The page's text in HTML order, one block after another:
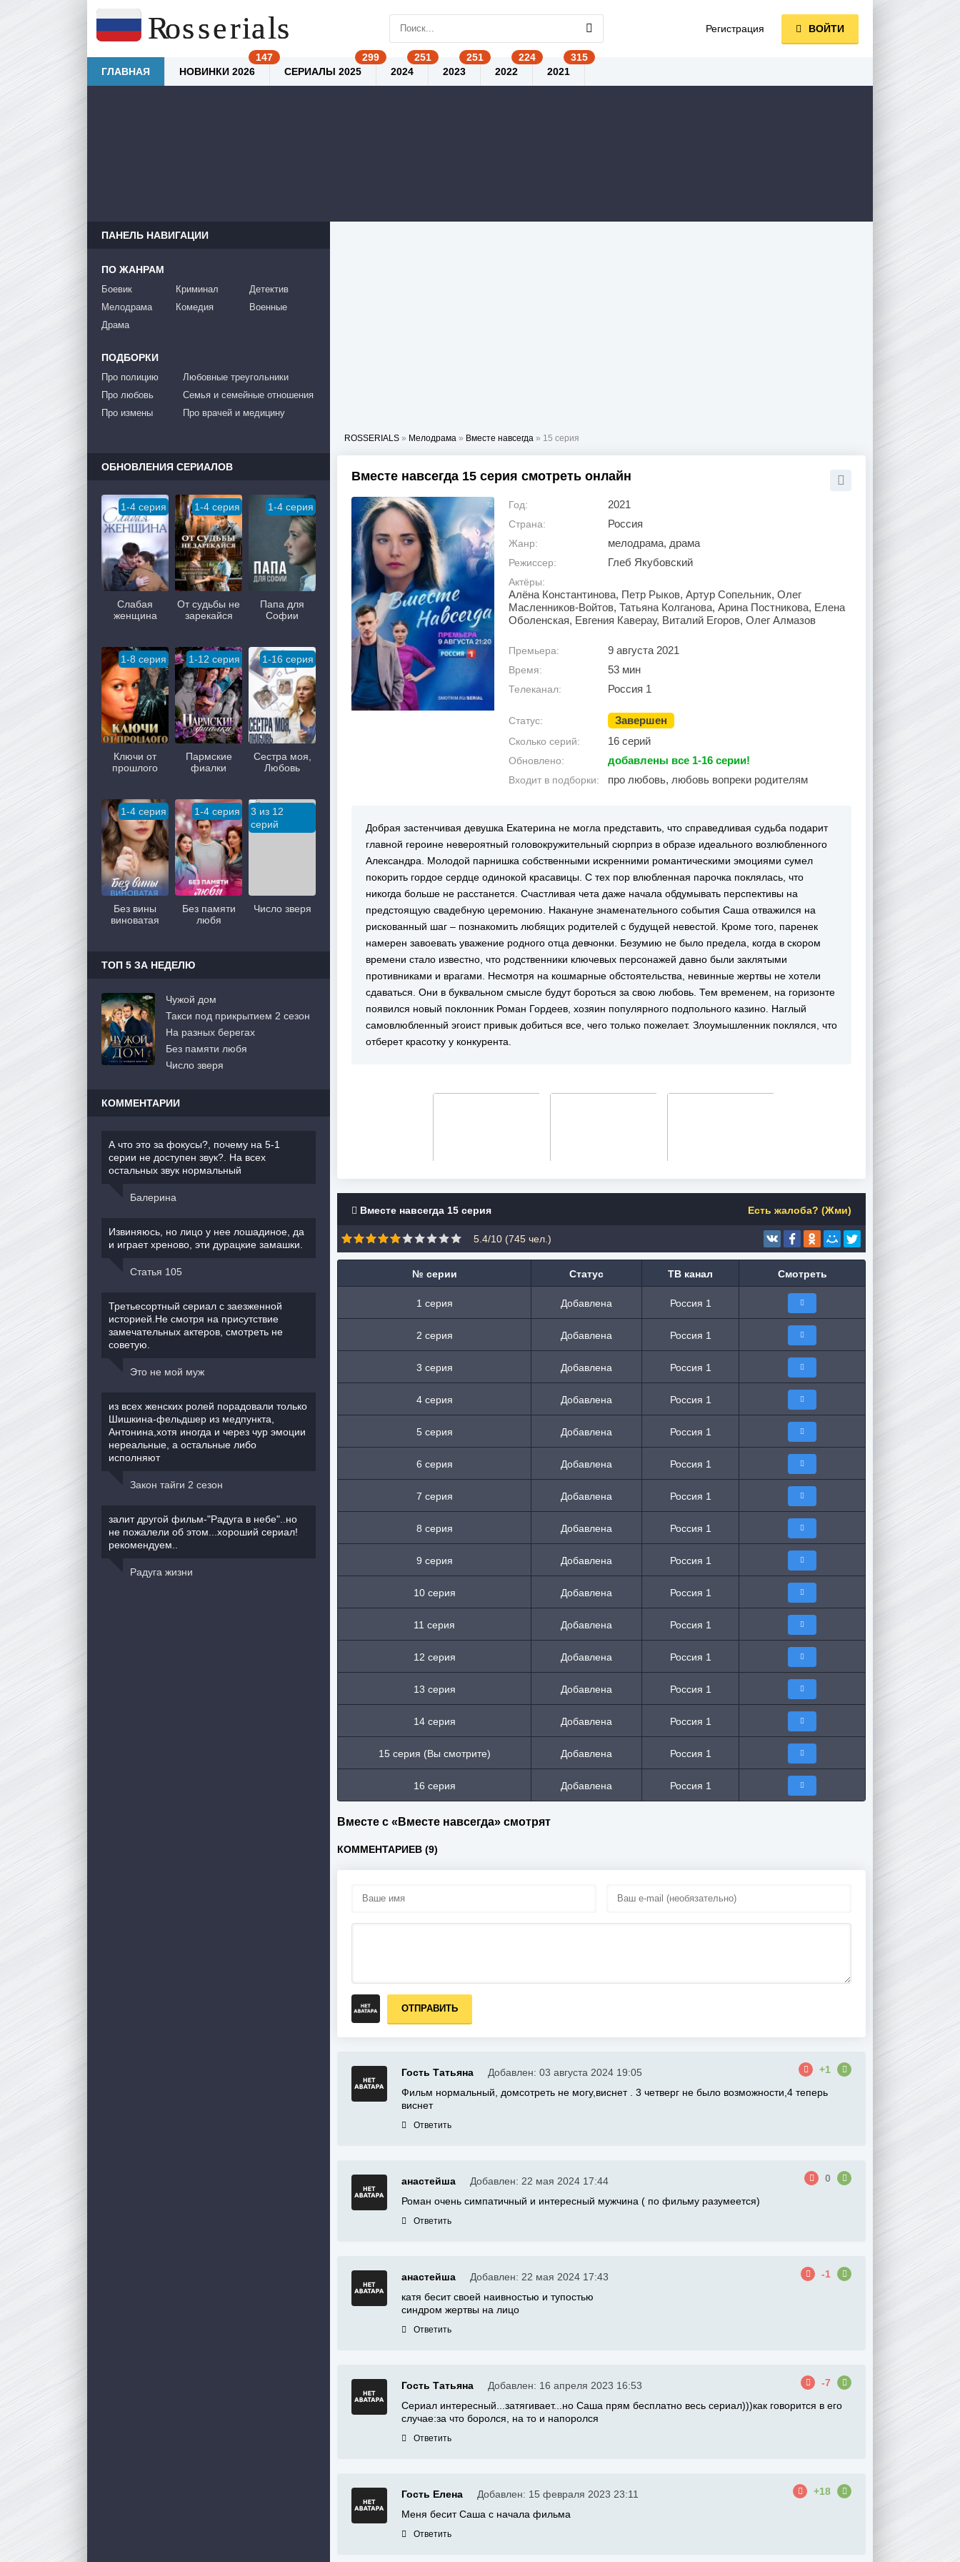
ROSSERIALS » Мелодрама » Вместе навсегда » 15 серия
Вместе навсегда 15 серия смотреть онлайн
Год: 2021
Страна: Россия
Жанр: мелодрама, драма
Режиссер: Глеб Якубовский
Актёры:
Алёна Константинова, Петр Рыков, Артур Сопельник, Олег
Масленников-Войтов, Татьяна Колганова, Арина Постникова, Елена
Оболенская, Евгения Каверау, Виталий Егоров, Олег Алмазов
Премьера: 9 августа 2021
Время: 53 мин
Телеканал: Россия 1
Статус: Завершен
Сколько серий: 16 серий
Обновлено: добавлены все 1-16 серии!
Входит в подборки: про любовь, любовь вопреки родителям
Добрая застенчивая девушка Екатерина не могла представить, что справедливая судьба подарит
главной героине невероятный головокружительный сюрприз в образе идеального возлюбленного
Александра. Молодой парнишка собственными искренними романтическими эмоциями сумел
покорить гордое сердце одинокой красавицы. С тех пор влюбленная парочка поклялась, что
никогда больше не расстанется. Счастливая чета даже начала обдумывать перспективы на
предстоящую свадебную церемонию. Накануне знаменательного события Саша отважился на
рискованный шаг – познакомить любящих родителей с будущей невестой. Кроме того, паренек
намерен завоевать уважение родного отца девчонки. Безумию не было предела, когда в скором
времени стало известно, что родственники ключевых персонажей давно были заклятыми
противниками и врагами. Несмотря на кошмарные обстоятельства, невинные жертвы не хотели
сдаваться. Они в буквальном смысле будут бороться за свою любовь. Тем временем, на горизонте
появился новый поклонник Роман Гордеев, хозяин популярного подпольного казино. Наглый
самовлюбленный эгоист привык добиться все, чего только пожелает. Злоумышленник поклялся, что
отберет красотку у конкурента.
Вместе навсегда 15 серия Есть жалоба? (Жми)
5.4/10 (745 чел.)
№ серии Статус ТВ канал Смотреть
1 серия Добавлена Россия 1
2 серия Добавлена Россия 1
3 серия Добавлена Россия 1
4 серия Добавлена Россия 1
5 серия Добавлена Россия 1
6 серия Добавлена Россия 1
7 серия Добавлена Россия 1
8 серия Добавлена Россия 1
9 серия Добавлена Россия 1
10 серия Добавлена Россия 1
11 серия Добавлена Россия 1
12 серия Добавлена Россия 1
13 серия Добавлена Россия 1
14 серия Добавлена Россия 1
15 серия (Вы смотрите) Добавлена Россия 1
16 серия Добавлена Россия 1
Вместе с «Вместе навсегда» смотрят
КОММЕНТАРИЕВ (9)
ОТПРАВИТЬ
Гость Татьяна Добавлен: 03 августа 2024 19:05
+1
Фильм нормальный, домсотреть не могу,виснет . 3 четверг не было возможности,4 теперь
виснет
Ответить
анастейша Добавлен: 22 мая 2024 17:44
0
Роман очень симпатичный и интересный мужчина ( по фильму разумеется)
Ответить
анастейша Добавлен: 22 мая 2024 17:43
-1
катя бесит своей наивностью и тупостью
синдром жертвы на лицо
Ответить
Гость Татьяна Добавлен: 16 апреля 2023 16:53
-7
Сериал интересный...затягивает...но Саша прям бесплатно весь сериал)))как говорится в его
случае:за что боролся, на то и напоролся
Ответить
Гость Елена Добавлен: 15 февраля 2023 23:11
+18
Меня бесит Саша с начала фильма
Ответить
ПАНЕЛЬ НАВИГАЦИИ
ПО ЖАНРАМ
Боевик
Мелодрама
Драма
Криминал
Комедия
Детектив
Военные
ПОДБОРКИ
Про полицию
Про любовь
Про измены
Любовные треугольники
Семья и семейные отношения
Про врачей и медицину
ОБНОВЛЕНИЯ СЕРИАЛОВ
1-4 серия
Слабая
женщина
1-4 серия
От судьбы не
зарекайся
1-4 серия
Папа для
Софии
1-8 серия
Ключи от
прошлого
1-12 серия
Пармские
фиалки
1-16 серия
Сестра моя,
Любовь
1-4 серия
Без вины
виноватая
1-4 серия
Без памяти
любя
3 из 12
серий
Число зверя
ТОП 5 ЗА НЕДЕЛЮ
Чужой дом
Такси под прикрытием 2 сезон
На разных берегах
Без памяти любя
Число зверя
КОММЕНТАРИИ
А что это за фокусы?, почему на 5-1
серии не доступен звук?. На всех
остальных звук нормальный
Балерина
Извиняюсь, но лицо у нее лошадиное, да
и играет хреново, эти дурацкие замашки.
Статья 105
Третьесортный сериал с заезженной
историей.Не смотря на присутствие
замечательных актеров, смотреть не
советую.
Это не мой муж
из всех женских ролей порадовали только
Шишкина-фельдшер из медпункта,
Антонина,хотя иногда и через чур эмоции
нереальные, а остальные либо
исполняют
Закон тайги 2 сезон
залит другой фильм-"Радуга в небе"..но
не пожалели об этом...хороший сериал!
рекомендуем..
Радуга жизни
Регистрация ВОЙТИ
ГЛАВНАЯ НОВИНКИ 2026 СЕРИАЛЫ 2025 2024 2023 2022 2021